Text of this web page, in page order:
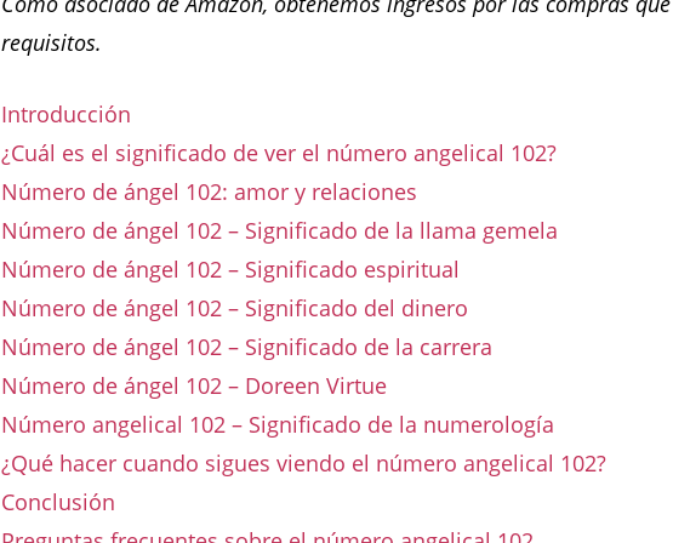
requisitos.
Introducción
¿Cuál es el significado de ver el número angelical 102?
Número de ángel 102: amor y relaciones
Número de ángel 102 – Significado de la llama gemela
Número de ángel 102 – Significado espiritual
Número de ángel 102 – Significado del dinero
Número de ángel 102 – Significado de la carrera
Número de ángel 102 – Doreen Virtue
Número angelical 102 – Significado de la numerología
¿Qué hacer cuando sigues viendo el número angelical 102?
Conclusión